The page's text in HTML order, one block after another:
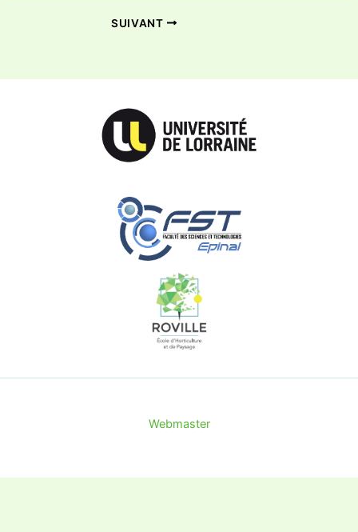
SUIVANT
Webmaster